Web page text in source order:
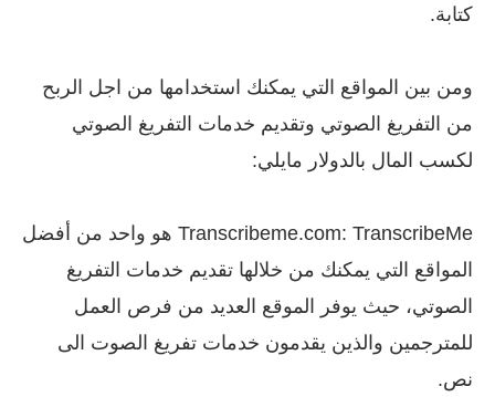
كتابة.
ومن بين المواقع التي يمكنك استخدامها من اجل الربح
من التفريغ الصوتي وتقديم خدمات التفريغ الصوتي
لكسب المال بالدولار مايلي:
Transcribeme.com: TranscribeMe هو واحد من أفضل
المواقع التي يمكنك من خلالها تقديم خدمات التفريغ
الصوتي، حيث يوفر الموقع العديد من فرص العمل
للمترجمين والذين يقدمون خدمات تفريغ الصوت الى
نص.